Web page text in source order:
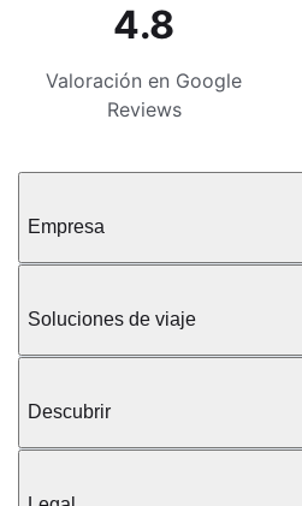
4.8
Valoración en Google
Reviews
Empresa
Soluciones de viaje
Descubrir